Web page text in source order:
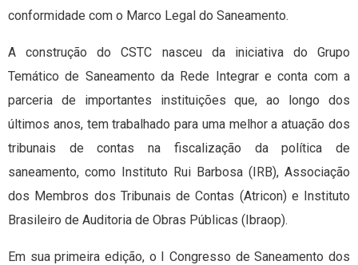
conformidade com o Marco Legal do Saneamento.
A construção do CSTC nasceu da iniciativa do Grupo
Temático de Saneamento da Rede Integrar e conta com a
parceria de importantes instituições que, ao longo dos
últimos anos, tem trabalhado para uma melhor a atuação dos
tribunais de contas na fiscalização da política de
saneamento, como Instituto Rui Barbosa (IRB), Associação
dos Membros dos Tribunais de Contas (Atricon) e Instituto
Brasileiro de Auditoria de Obras Públicas (Ibraop).
Em sua primeira edição, o I Congresso de Saneamento dos